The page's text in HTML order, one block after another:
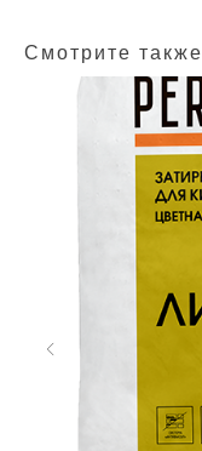
Смотрите также